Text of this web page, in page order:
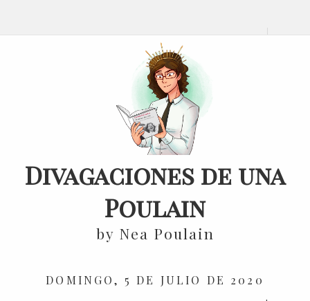
Divagaciones de una
Poulain
by Nea Poulain
DOMINGO, 5 DE JULIO DE 2020